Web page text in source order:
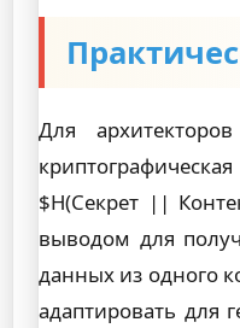
Для
$H(Секрет ||
выводом для
данных из одного
адаптировать для